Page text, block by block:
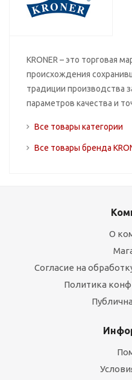
KRONER – это торговая
происхождения
традиции производства
параметров качества и
Все товары категории
Все товары бренда
О
Согласие на
Политика